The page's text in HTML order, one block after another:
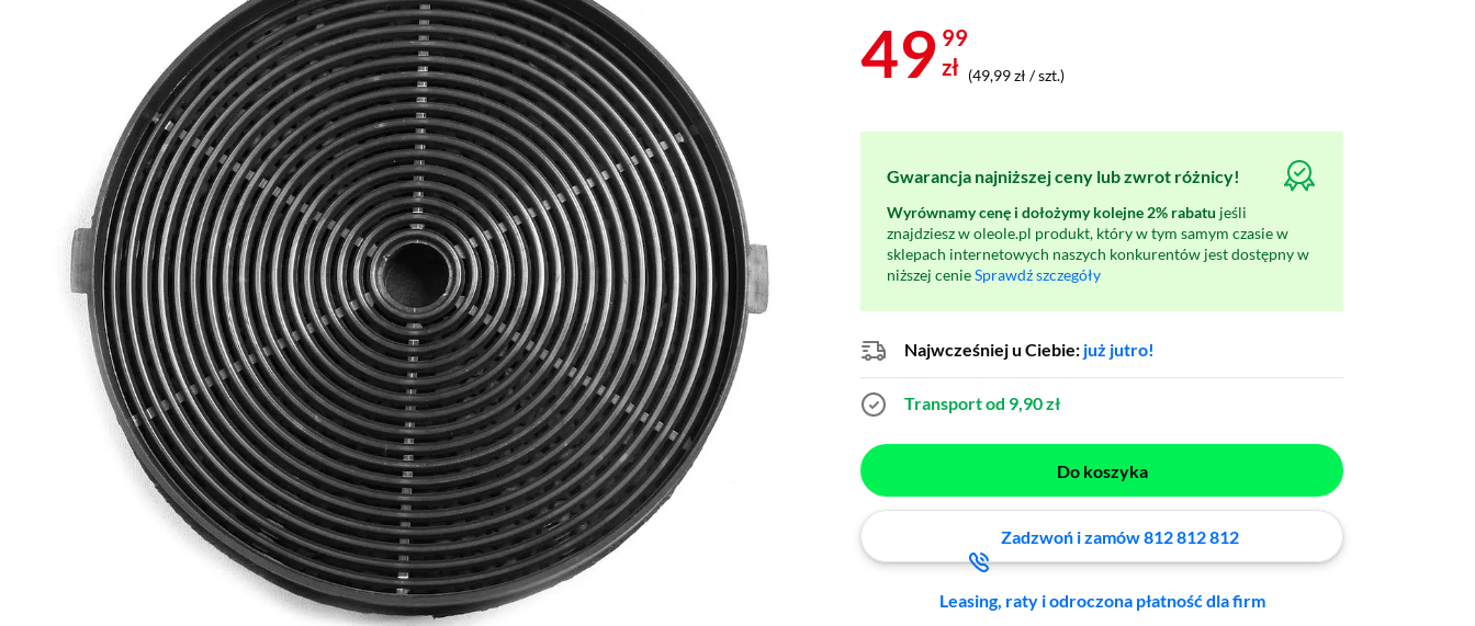
49 99
zł (49,99 zł / szt.)
Gwarancja najniższej ceny lub zwrot różnicy!
Wyrównamy cenę i dołożymy kolejne 2% rabatu jeśli
znajdziesz w oleole.pl produkt, który w tym samym czasie w
sklepach internetowych naszych konkurentów jest dostępny w
niższej cenieSprawdź szczegóły
Najwcześniej u Ciebie: już jutro!
Transport od 9,90 zł
Do koszyka
Zadzwoń i zamów 812 812 812
Leasing, raty i odroczona płatność dla firm